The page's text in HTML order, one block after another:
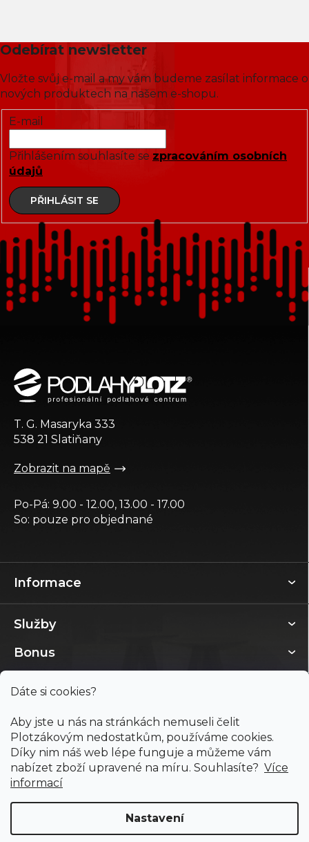
Dáte si cookies?
Aby jste u nás na stránkách nemuseli čelit
Plotzákovým nedostatkům, používáme cookies.
Díky nim náš web lépe funguje a můžeme vám
nabízet zboží upravené na míru. Souhlasíte? Více
informací
Nastavení
Odebírat newsletter
Vložte svůj e-mail a my vám budeme zasílat informace o
nových produktech na našem e-shopu.
E-mail
Přihlášením souhlasíte se zpracováním osobních
údajů
PŘIHLÁSIT SE
Informace
Služby
Bonus
T. G. Masaryka 333
538 21 Slatiňany
Zobrazit na mapě
Po-Pá: 9.00 - 12.00, 13.00 - 17.00
So: pouze pro objednané
Copyright 2026PODLAHY PLOTZ s.r.o.. Všechna práva